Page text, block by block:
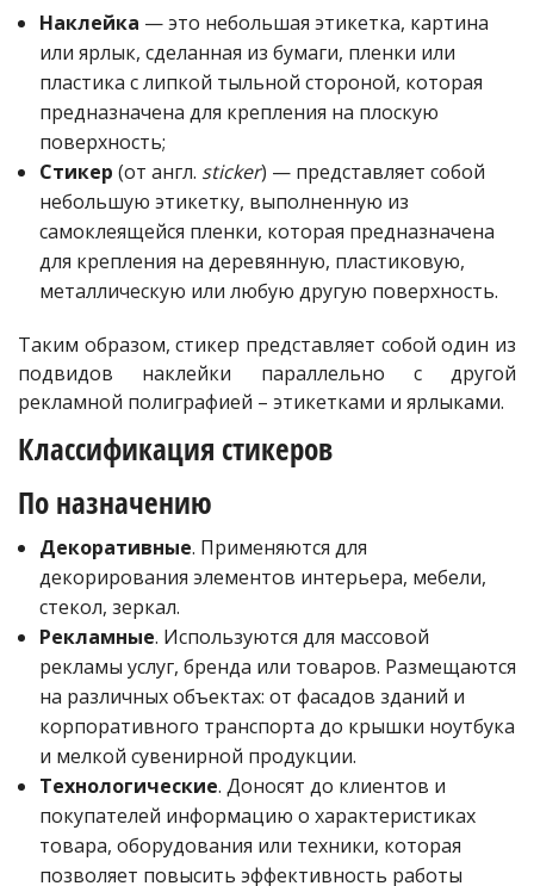
Наклейка — это небольшая этикетка, картина
или ярлык, сделанная из бумаги, пленки или
пластика с липкой тыльной стороной, которая
предназначена для крепления на плоскую
поверхность;
Стикер (от англ. sticker) — представляет собой
небольшую этикетку, выполненную из
самоклеящейся пленки, которая предназначена
для крепления на деревянную, пластиковую,
металлическую или любую другую поверхность.
Таким образом, стикер представляет собой один из
подвидов наклейки параллельно с другой
рекламной полиграфией – этикетками и ярлыками.
Классификация стикеров
По назначению
Декоративные. Применяются для
декорирования элементов интерьера, мебели,
стекол, зеркал.
Рекламные. Используются для массовой
рекламы услуг, бренда или товаров. Размещаются
на различных объектах: от фасадов зданий и
корпоративного транспорта до крышки ноутбука
и мелкой сувенирной продукции.
Технологические. Доносят до клиентов и
покупателей информацию о характеристиках
товара, оборудования или техники, которая
позволяет повысить эффективность работы